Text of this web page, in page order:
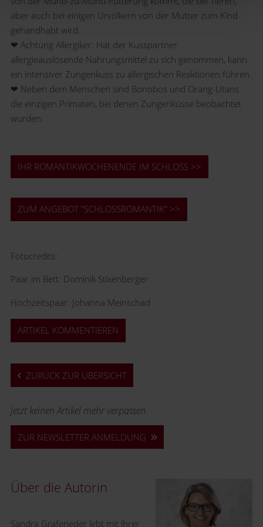
aber auch bei einigen Urvölkern von der Mutter zum Kind
gehandhabt wird.
❤ Achtung Allergiker: Hat der Kusspartner
allergieauslösende Nahrungsmittel zu sich genommen, kann
ein intensiver Zungenkuss zu allergischen Reaktionen führen.
❤ Neben dem Menschen sind Bonobos und Orang-Utans
die einzigen Primaten, bei denen Zungenküsse beobachtet
wurden.
IHR ROMANTIKWOCHENENDE IM SCHLOSS >>
ZUM ANGEBOT "SCHLOSSROMANTIK" >>
Fotocredits:
Paar im Bett: Dominik Stixenberger
Hochzeitspaar: Johanna Meinschad
ARTIKEL KOMMENTIEREN
ZURÜCK ZUR ÜBERSICHT
Jetzt keinen Artikel mehr verpassen.
ZUR NEWSLETTER ANMELDUNG
Über die Autorin
Sandra Grafeneder lebt mit ihrer